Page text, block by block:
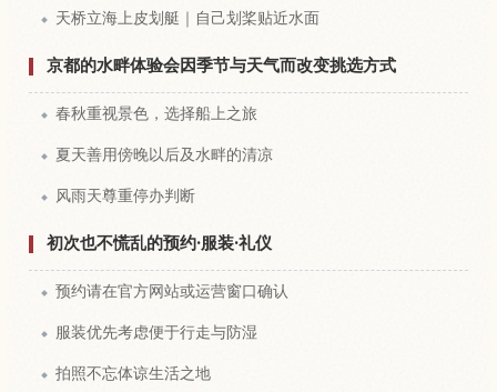
天桥立海上皮划艇｜自己划桨贴近水面
京都的水畔体验会因季节与天气而改变挑选方式
春秋重视景色，选择船上之旅
夏天善用傍晚以后及水畔的清凉
风雨天尊重停办判断
初次也不慌乱的预约·服装·礼仪
预约请在官方网站或运营窗口确认
服装优先考虑便于行走与防湿
拍照不忘体谅生活之地